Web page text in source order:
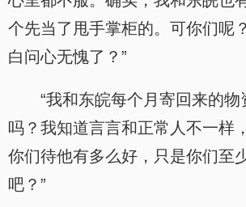
个先当了甩手掌柜的。可你们呢
白问心无愧了？”
“我和东皖每个月寄回来的
吗？我知道言言和正常人不一样
你们待他有多么好，只是你们至
吧？”